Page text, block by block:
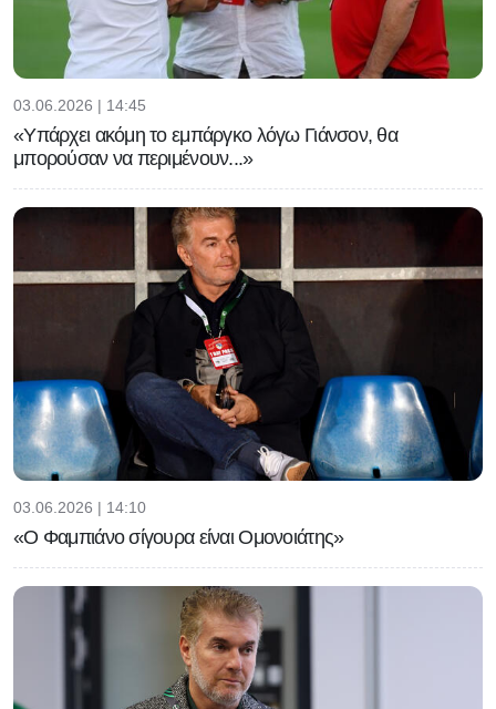
03.06.2026 | 14:45
«Υπάρχει ακόμη το εμπάργκο λόγω Γιάνσον, θα
μπορούσαν να περιμένουν...»
03.06.2026 | 14:10
«Ο Φαμπιάνο σίγουρα είναι Ομονοιάτης»